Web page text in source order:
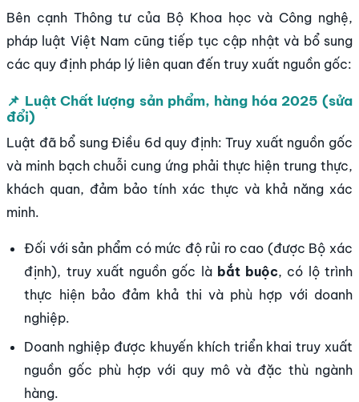
Bên cạnh Thông tư của Bộ Khoa học và Công nghệ,
pháp luật Việt Nam cũng tiếp tục cập nhật và bổ sung
các quy định pháp lý liên quan đến truy xuất nguồn gốc:
📌 Luật Chất lượng sản phẩm, hàng hóa 2025 (sửa
đổi)
Luật đã bổ sung Điều 6d quy định: Truy xuất nguồn gốc
và minh bạch chuỗi cung ứng phải thực hiện trung thực,
khách quan, đảm bảo tính xác thực và khả năng xác
minh.
Đối với sản phẩm có mức độ rủi ro cao (được Bộ xác
định), truy xuất nguồn gốc là bắt buộc, có lộ trình
thực hiện bảo đảm khả thi và phù hợp với doanh
nghiệp.
Doanh nghiệp được khuyến khích triển khai truy xuất
nguồn gốc phù hợp với quy mô và đặc thù ngành
hàng.